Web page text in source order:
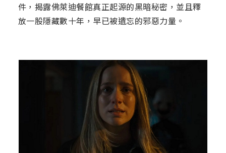
件，揭露佛萊迪餐館真正起源的黑暗秘密，並且釋
放一股隱藏數十年，早已被遺忘的邪惡力量。